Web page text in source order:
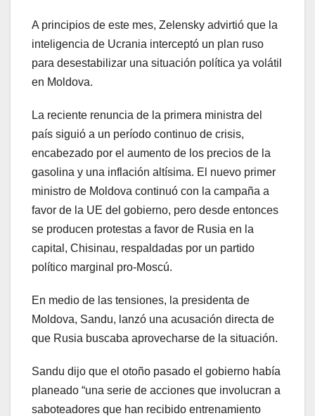
A principios de este mes, Zelensky advirtió que la
inteligencia de Ucrania interceptó un plan ruso
para desestabilizar una situación política ya volátil
en Moldova.
La reciente renuncia de la primera ministra del
país siguió a un período continuo de crisis,
encabezado por el aumento de los precios de la
gasolina y una inflación altísima. El nuevo primer
ministro de Moldova continuó con la campaña a
favor de la UE del gobierno, pero desde entonces
se producen protestas a favor de Rusia en la
capital, Chisinau, respaldadas por un partido
político marginal pro-Moscú.
En medio de las tensiones, la presidenta de
Moldova, Sandu, lanzó una acusación directa de
que Rusia buscaba aprovecharse de la situación.
Sandu dijo que el otoño pasado el gobierno había
planeado “una serie de acciones que involucran a
saboteadores que han recibido entrenamiento